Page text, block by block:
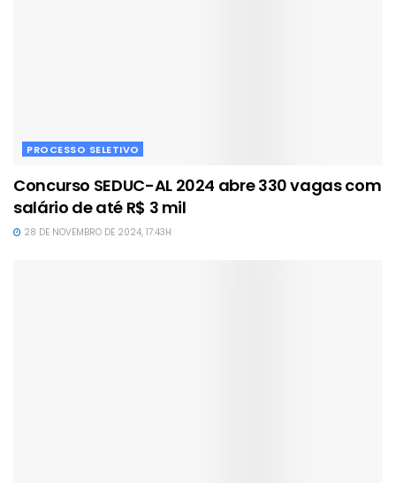
PROCESSO SELETIVO
Concurso SEDUC-AL 2024 abre 330 vagas com
salário de até R$ 3 mil
28 DE NOVEMBRO DE 2024, 17:43H